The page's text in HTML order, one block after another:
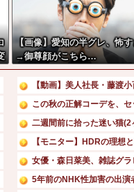
【画像】愛知の半グレ、怖
→御尊顔がこちら…
【動画】美人社長・藤渡
この秋の正解コーデを、
二週間前に拾った迷い猫
【モニター】HDRの理想
女優・森日菜美、雑誌グ
5年前のNHK性加害の出演